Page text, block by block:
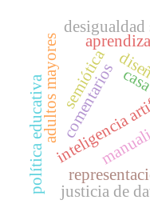
inteligencia
política educativa comentarios
adultos mayores
desigualdad
justicia de
semiótica